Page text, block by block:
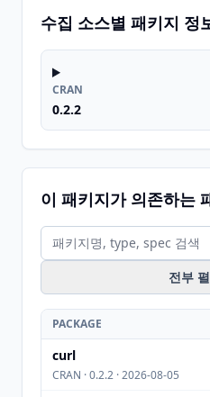
수집 소스별 패키지 정
CRAN
0.2.2
이 패키지가 의존하는
전부
PACKAGE
curl
CRAN · 0.2.2 · 2026-08-05